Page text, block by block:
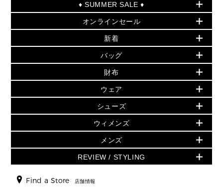
♦ SUMMER SALE ♦
セールおすすめアイテム
▶ ウィメンズ
バッグ
小物
シューズ・靴
ウェア
アクセサリー
時計
▶ メンズ
バッグ
オンラインセール
PRODUCT OF THE MONTH - 今月の特別価格
再値下げアイテム
追加アイテム
▶ ウィメンズすべて(ウェア・シューズ除く)
バッグ
財布・小物
ウェア
シューズ
時計・ジュエリー
アクセサリー
新着
夏のスタイル
▶ すべて
▶ ウィメンズすべて
財布・小物
アクセサリー
フレグランス
シューズ
▶ メンズすべて
バッグ
人気の定番アイテム
日本限定 - バッグ
▶ ウィメンズすべて
トートバッグ
ショルダーバッグ
クロスボディ・斜め掛け
トラベル
財布
日本限定 - 財布・小物
▶ ウィメンズすべて
GREENWICH
折り財布(二つ折り・三つ折り)
長財布
ウェア
▶ ウィメンズすべて
トップス
スカート・パンツ
ジャケット・アウター
▶ メンズすべて
シューズ
▶ ウィメンズすべて
サンダル
スニーカー
▶ メンズすべて
ウィメンズ
人気の定番アイテム
▶ ウィメンズすべて
メンズ
▶ メンズすべて
REVIEW / STYLING
Find a Store 店舗情報